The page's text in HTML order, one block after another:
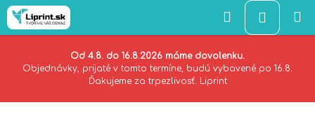
Od 4.8. do 16.8.2026 máme dovolenku.
Objednávky, prijaté v tomto termíne, budú vybavené po 16.8.
Ďakujeme za trpezlivosť. Liprint
Hľadať
KOŠÍK